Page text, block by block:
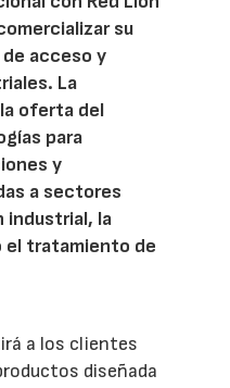
su
acceso y
La
oferta del
para
y
a sectores
industrial, la
el tratamiento de
a los clientes
diseñada